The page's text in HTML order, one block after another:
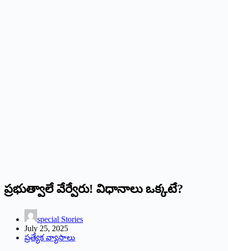
ప్రభుత్వాలే వేర్వేరు! విధానాలు ఒక్కటే?
special Stories
July 25, 2025
ప్రత్యేక వ్యాసాలు